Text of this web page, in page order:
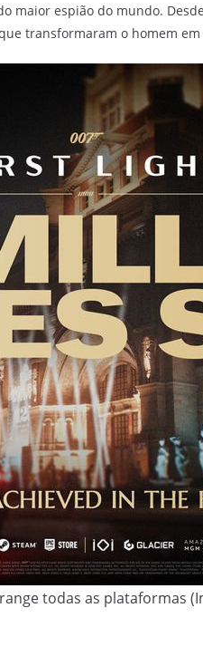
maior espião do mundo.
transformaram o homem
todas as plataformas